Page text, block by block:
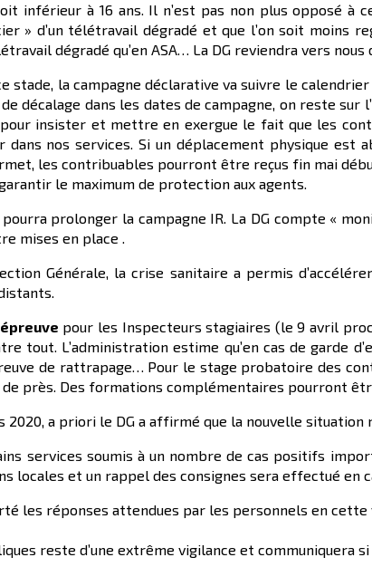
inférieur à 16 ans. Il n’est pas non plus opposé
» d’un télétravail dégradé et que l’on soit moins
dégradé qu’en ASA… La DG reviendra vers nous
stade, la campagne déclarative va suivre le
décalage dans les dates de campagne, on reste
insister et mettre en exergue le fait que les
dans nos services. Si un déplacement physique
les contribuables pourront être reçus fin mai
le maximum de protection aux agents.
prolonger la campagne IR. La DG compte «
mises en place .
Générale, la crise sanitaire a permis
pour les Inspecteurs stagiaires (le 9 avril
tout. L’administration estime qu’en cas de garde
de rattrapage… Pour le stage probatoire des
de près. Des formations complémentaires pourront
2020, a priori le DG a affirmé que la nouvelle
services soumis à un nombre de cas positifs
locales et un rappel des consignes sera effectué en
les réponses attendues par les personnels en
reste d’une extrême vigilance et communiquera